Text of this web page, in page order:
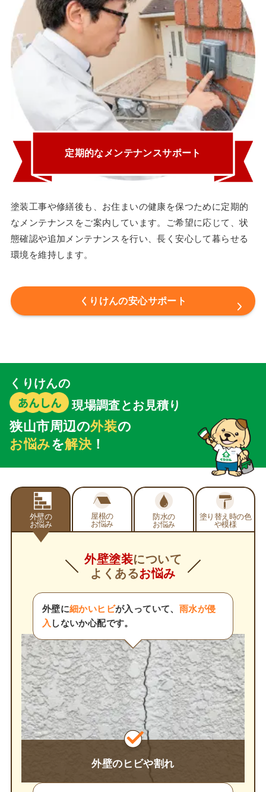
定期的なメンテナンスサポート
塗装工事や修繕後も、お住まいの健康を保つために定期的
なメンテナンスをご案内しています。ご希望に応じて、状
態確認や追加メンテナンスを行い、長く安心して暮らせる
環境を維持します。
くりけんの安心サポート
くりけんの
現場調査とお見積り
狭山市周辺の外装の
お悩みを解決！
外壁の
お悩み
屋根の
お悩み
防水の
お悩み
塗り替え時の色
や模様
外壁塗装について
よくあるお悩み
外壁に細かいヒビが入っていて、 雨水が侵
入 しないか心配です。
外壁のヒビや割れ